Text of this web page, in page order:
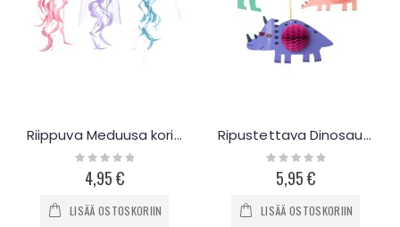
Riippuva Meduusa koriste
Rating:
0%4,95 €
LISÄÄ OSTOSKORIIN
Ripustettava Dinosaur-koriste 3kpl
Rating:
0%5,95 €
LISÄÄ OSTOSKORIIN